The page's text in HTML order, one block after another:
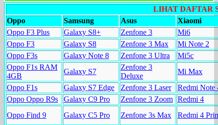
LIHAT DAFTAR
Oppo
Samsung Asus
Xiaomi
Oppo F3 Plus
Galaxy S8+ Zenfone 3
Mi6
Oppo F3
Galaxy S8 Zenfone 3 Max
Mi Note 2
Oppo F3s
Galaxy Note 8 Zenfone 3 Ultra
Mi5c
Oppo F1s RAM
4GB
Galaxy S7
Zenfone 3
Deluxe
Mi Max
Oppo F1s
Galaxy S7 Edge Zenfone 3 Laser
Redmi Note
Oppo Oppo R9s
Galaxy C9 Pro Zenfone 3 Zoom Redmi 4
Oppo Find 9
Galaxy C5 Pro Zenfone 3s Max Redmi 4